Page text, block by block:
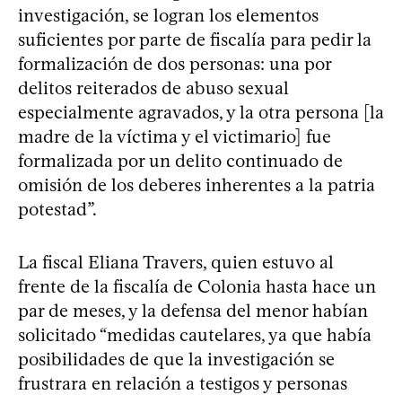
investigación, se logran los elementos
suficientes por parte de fiscalía para pedir la
formalización de dos personas: una por
delitos reiterados de abuso sexual
especialmente agravados, y la otra persona [la
madre de la víctima y el victimario] fue
formalizada por un delito continuado de
omisión de los deberes inherentes a la patria
potestad”.
La fiscal Eliana Travers, quien estuvo al
frente de la fiscalía de Colonia hasta hace un
par de meses, y la defensa del menor habían
solicitado “medidas cautelares, ya que había
posibilidades de que la investigación se
frustrara en relación a testigos y personas